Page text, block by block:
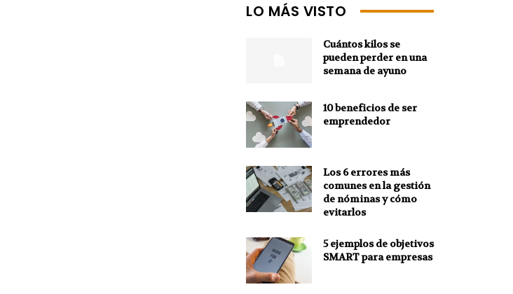
LO MÁS VISTO
Cuántos kilos se
pueden perder en una
semana de ayuno
10 beneficios de ser
emprendedor
Los 6 errores más
comunes en la gestión
de nóminas y cómo
evitarlos
5 ejemplos de objetivos
SMART para empresas